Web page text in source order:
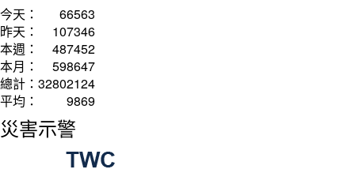
今天：
66563
昨天：
107346
本週：
487452
本月：
598647
總計： 32802124
平均：
9869
災害示警